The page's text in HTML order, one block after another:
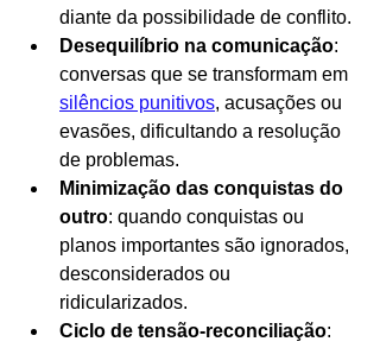
diante da possibilidade de conflito.
Desequilíbrio na comunicação:
conversas que se transformam em
silêncios punitivos, acusações ou
evasões, dificultando a resolução
de problemas.
Minimização das conquistas do
outro: quando conquistas ou
planos importantes são ignorados,
desconsiderados ou
ridicularizados.
Ciclo de tensão‑reconciliação: